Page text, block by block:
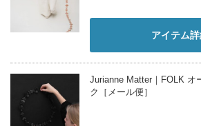
アイテム
Jurianne Matter｜FOLK オ
ク［メール便］